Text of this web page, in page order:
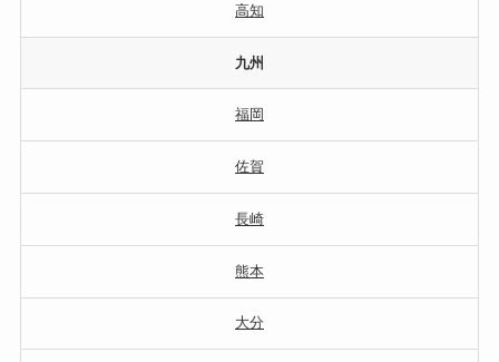
高知
九州
福岡
佐賀
長崎
熊本
大分